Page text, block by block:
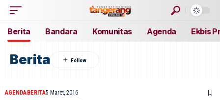
Berita Bandara Komunitas Agenda Ekbis
Berita
AGENDABERITA5 Maret, 2016